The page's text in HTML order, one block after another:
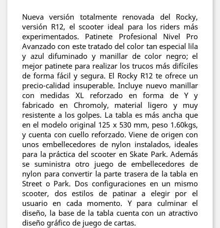
Nueva versión totalmente renovada del Rocky,
versión R12, el scooter ideal para los riders más
experimentados. Patinete Profesional Nivel Pro
Avanzado con este tratado del color tan especial lila
y azul difuminado y manillar de color negro; el
mejor patinete para realizar los trucos más difíciles
de forma fácil y segura. El Rocky R12 te ofrece un
precio-calidad insuperable. Incluye nuevo manillar
con medidas XL reforzado en forma de Y y
fabricado en Chromoly, material ligero y muy
resistente a los golpes. La tabla es más ancha que
en el modelo original 125 x 530 mm, peso 1.60kgs,
y cuenta con cuello reforzado. Viene de origen con
unos embellecedores de nylon instalados, ideales
para la práctica del scooter en Skate Park. Además
se suministra otro juego de embellecedores de
nylon para convertir la parte trasera de la tabla en
Street o Park. Dos configuraciones en un mismo
scooter, dos estilos de patinar a elegir por el
usuario en cada momento. Y para culminar el
diseño, la base de la tabla cuenta con un atractivo
diseño gráfico de juego de cartas.